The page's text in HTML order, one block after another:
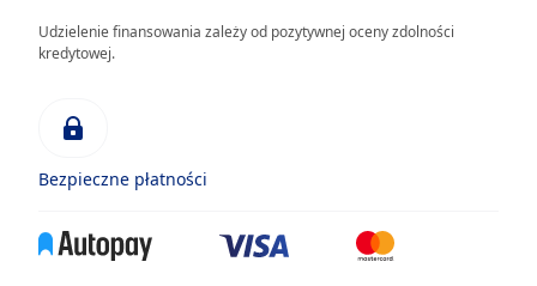
Udzielenie finansowania zależy od pozytywnej oceny zdolności
kredytowej.
Bezpieczne płatności